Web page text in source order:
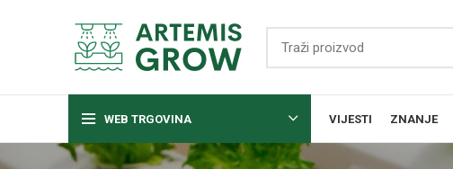
WEB TRGOVINA VIJESTI ZNANJE